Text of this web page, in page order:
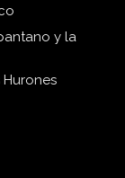
y la